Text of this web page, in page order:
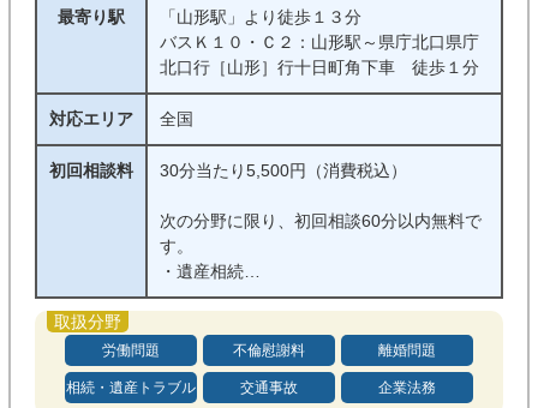
最寄り駅
「山形駅」より徒歩１３分
バスＫ１０・Ｃ２：山形駅～県庁北口県庁
北口行［山形］行十日町角下車 徒歩１分
対応エリア 全国
初回相談料 30分当たり5,500円（消費税込）
次の分野に限り、初回相談60分以内無料で
す。
・遺産相続
・交通事故
・離婚、不貞
・インターネット上の誹謗中傷、風評被
害、著作権侵害
労働問題 不倫慰謝料 離婚問題
相続・遺産トラブル 交通事故 企業法務